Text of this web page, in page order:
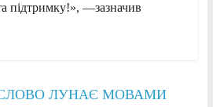
підтримку!», —зазначив
ЛУНАЄ МОВАМИ